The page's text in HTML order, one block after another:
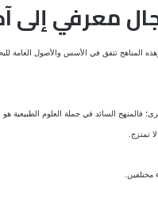
معرفي إلى
المناهج تتفق في الأسس والأصول
فالمنهج السائد في جملة العلوم الطبيعية
تمتزج.
مختلفين.